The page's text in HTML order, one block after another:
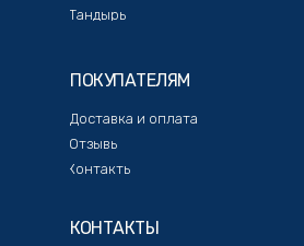
ПОКУПАТЕЛЯМ
Доставка и оплата
Отзывы
Контакты
Тандыры
КОНТАКТЫ